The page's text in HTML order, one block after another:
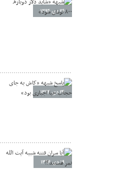
۲۶ دی ۱۳۹۴
۲۴ دی ۱۳۹۴
۱۹ دی ۱۳۹۴